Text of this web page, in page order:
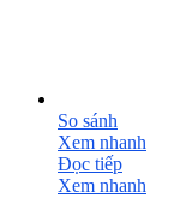
So sánh
Xem nhanh
Đọc tiếp
Xem nhanh